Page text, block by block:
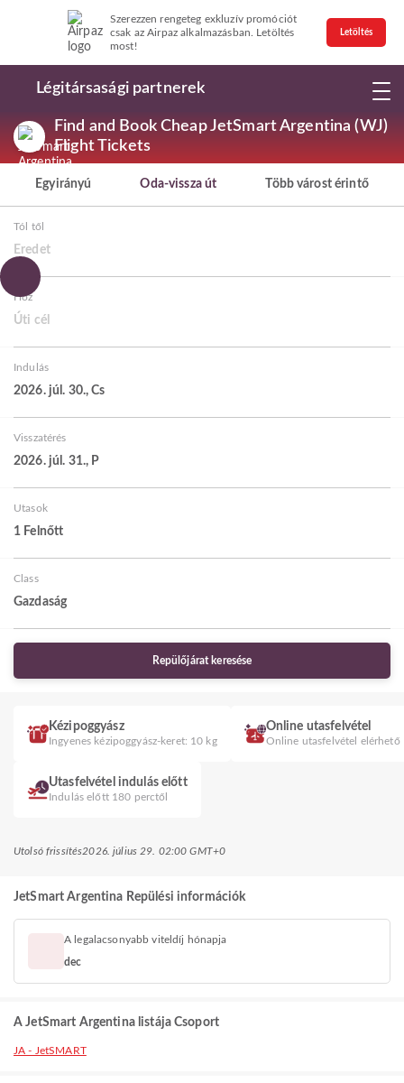
Szerezzen rengeteg exkluzív promóciót
csak az Airpaz alkalmazásban. Letöltés
most!
Letöltés
Légitársasági partnerek
Find and Book Cheap JetSmart Argentina (WJ)
Flight Tickets
Egyirányú Oda-vissza út Több várost érintő
Tól től
Eredet
Hoz
Úti cél
Indulás
2026. júl. 30., Cs
Visszatérés
2026. júl. 31., P
Utasok
1 Felnőtt
Class
Gazdaság
Repülőjárat keresése
Kézipoggyász
Ingyenes kézipoggyász-keret: 10 kg
Online utasfelvétel
Online utasfelvétel elérhető
Utasfelvétel indulás előtt
Indulás előtt 180 perctől
Utolsó frissítés2026. július 29. 02:00 GMT+0
JetSmart Argentina Repülési információk
A legalacsonyabb viteldíj hónapja
dec
A JetSmart Argentina listája Csoport
JA - JetSMART